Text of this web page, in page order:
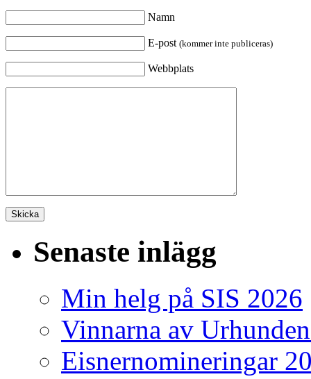
Namn
E-post (kommer inte publiceras)
Webbplats
Senaste inlägg
Min helg på SIS 2026
Vinnarna av
Eisnernomineringar